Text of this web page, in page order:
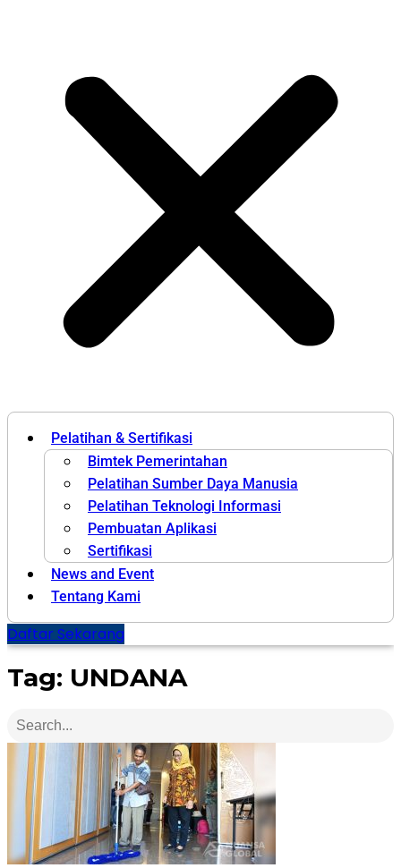
Pelatihan & Sertifikasi
Bimtek Pemerintahan
Pelatihan Sumber Daya Manusia
Pelatihan Teknologi Informasi
Pembuatan Aplikasi
Sertifikasi
News and Event
Tentang Kami
Daftar Sekarang
Tag: UNDANA